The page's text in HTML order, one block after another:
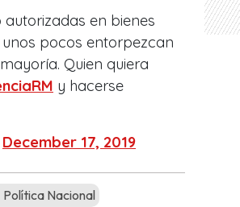
en bienes
pocos entorpezcan
Quien quiera
y hacerse
December 17, 2019
Política Nacional